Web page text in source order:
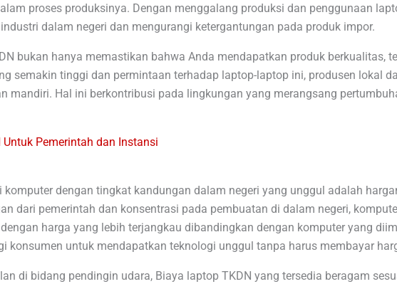
proses produksinya. Dengan menggalang produksi dan penggunaan
dalam negeri dan mengurangi ketergantungan pada produk impor.
bukan hanya memastikan bahwa Anda mendapatkan produk berkualitas,
semakin tinggi dan permintaan terhadap laptop-laptop ini, produsen lokal
mandiri. Hal ini berkontribusi pada lingkungan yang merangsang
Pemerintah dan Instansi
dengan tingkat kandungan dalam negeri yang unggul adalah
dari pemerintah dan konsentrasi pada pembuatan di dalam negeri,
harga yang lebih terjangkau dibandingkan dengan komputer yang
konsumen untuk mendapatkan teknologi unggul tanpa harus membayar
di bidang pendingin udara, Biaya laptop TKDN yang tersedia beragam